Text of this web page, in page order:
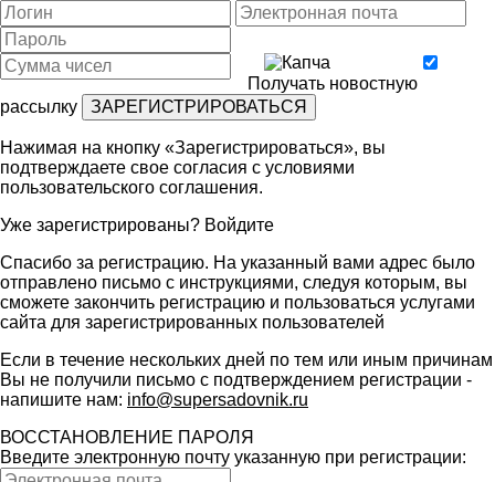
Получать новостную
рассылку
Нажимая на кнопку «Зарегистрироваться», вы
подтверждаете свое согласия с условиями
пользовательского соглашения.
Уже зарегистрированы? Войдите
Спасибо за регистрацию. На указанный вами адрес было
отправлено письмо с инструкциями, следуя которым, вы
сможете закончить регистрацию и пользоваться услугами
сайта для зарегистрированных пользователей
Если в течение нескольких дней по тем или иным причинам
Вы не получили письмо с подтверждением регистрации -
напишите нам: info@supersadovnik.ru
ВОССТАНОВЛЕНИЕ ПАРОЛЯ
Введите электронную почту указанную при регистрации: